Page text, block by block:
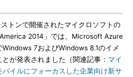
トンで開催されたマイクロソフトの
2014」では、Microsoft Azure
7およびWindows 8.1のイメ
が発表されました（関連記事： マイ
イルにフォーカスした企業向け新サ